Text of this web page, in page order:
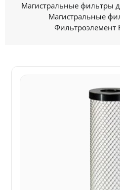
Магистральные фильтры
Магистральные
Фильтроэлемент